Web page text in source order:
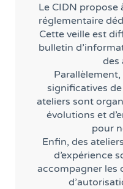
Le CIDN propose
réglementaire
Cette veille est
bulletin
des
significatives
ateliers sont
évolutions et
pour
Enfin, des
d’expérience
accompagner les